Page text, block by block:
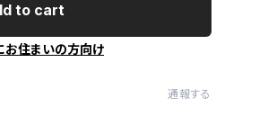
to cart
お住まいの方向け
通報する